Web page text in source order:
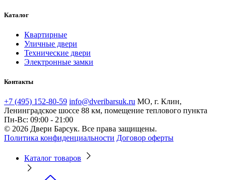
Каталог
Квартирные
Уличные двери
Технические двери
Электронные замки
Контакты
+7 (495) 152-80-59 info@dveribarsuk.ru МО, г. Клин,
Ленинградское шоссе 88 км, помещение теплового пункта
Пн-Вс: 09:00 - 21:00
© 2026 Двери Барсук. Все права защищены.
Политика конфиденциальности Договор оферты
Каталог товаров